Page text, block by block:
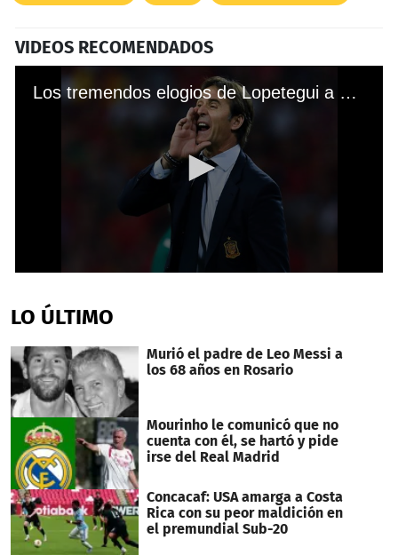
VIDEOS RECOMENDADOS
Los tremendos elogios de Lopetegui a Cristiano Ronaldo
of
34
LO ÚLTIMO
Murió el padre de Leo Messi a
los 68 años en Rosario
Mourinho le comunicó que no
cuenta con él, se hartó y pide
irse del Real Madrid
Concacaf: USA amarga a Costa
Rica con su peor maldición en
el premundial Sub-20